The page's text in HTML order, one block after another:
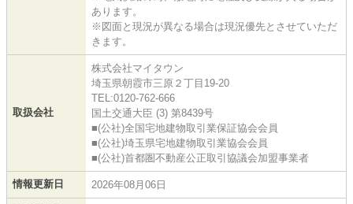
あります。
※図面と現況が異なる場合は現況優先とさせていただ
きます。
取扱会社
株式会社マイタウン
埼玉県朝霞市三原２丁目19-20
TEL:0120-762-666
国土交通大臣 (3) 第8439号
■(公社)全国宅地建物取引業保証協会会員
■(公社)埼玉県宅地建物取引業協会会員
■(公社)首都圏不動産公正取引協議会加盟事業者
情報更新日 2026年08月06日